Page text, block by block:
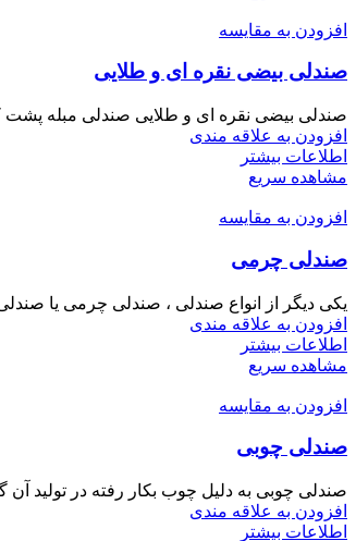
افزودن به مقایسه
صندلی بیضی نقره ای و طلایی
صندلی بیضی نقره ای و طلایی صندلی مبله پشت
افزودن به علاقه مندی
اطلاعات بیشتر
مشاهده سریع
افزودن به مقایسه
صندلی چرمی
یکی دیگر از انواع صندلی ، صندلی چرمی یا
افزودن به علاقه مندی
اطلاعات بیشتر
مشاهده سریع
افزودن به مقایسه
صندلی چوبی
صندلی چوبی به دلیل چوب بکار رفته در تولید
افزودن به علاقه مندی
اطلاعات بیشتر